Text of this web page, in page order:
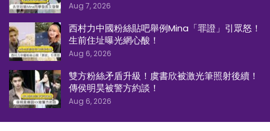
Aug 7, 2026
西村力中國粉絲貼吧舉例Mina「罪證」引眾怒！
生前住址曝光網心酸！
Aug 6, 2026
雙方粉絲矛盾升級！虞書欣被激光筆照射後續！
傳侯明昊被警方約談！
Aug 6, 2026